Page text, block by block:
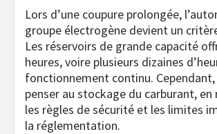
Lors d’une coupure prolongée,
groupe électrogène devient un
Les réservoirs de grande capacité
heures, voire plusieurs dizaines
fonctionnement continu.
penser au stockage du carburant,
les règles de sécurité et les limites
la réglementation.